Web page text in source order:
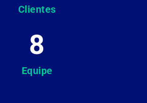
Clientes
Equipe
8